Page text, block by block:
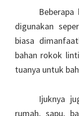
digunakan
biasa
bahan rokok
tuanya untuk
Ijuknya
rumah, sapu,